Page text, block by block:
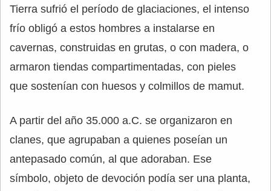
Tierra sufrió el período de glaciaciones, el intenso
frío obligó a estos hombres a instalarse en
cavernas, construidas en grutas, o con madera, o
armaron tiendas compartimentadas, con pieles
que sostenían con huesos y colmillos de mamut.
A partir del año 35.000 a.C. se organizaron en
clanes, que agrupaban a quienes poseían un
antepasado común, al que adoraban. Ese
símbolo, objeto de devoción podía ser una planta,